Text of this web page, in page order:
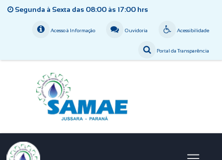
Segunda à Sexta das 08:00 às 17:00 hrs
Acessibilidade
Ouvidoria
Acesso à Informação
Portal da Transparência